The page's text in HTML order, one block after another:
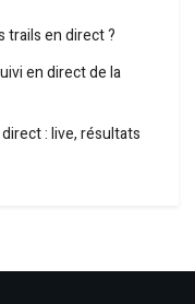
trails en direct ?
en direct de la
: live, résultats